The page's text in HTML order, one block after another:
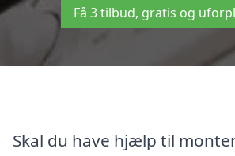
Få 3 tilbud, gratis og
Skal du have hjælp til